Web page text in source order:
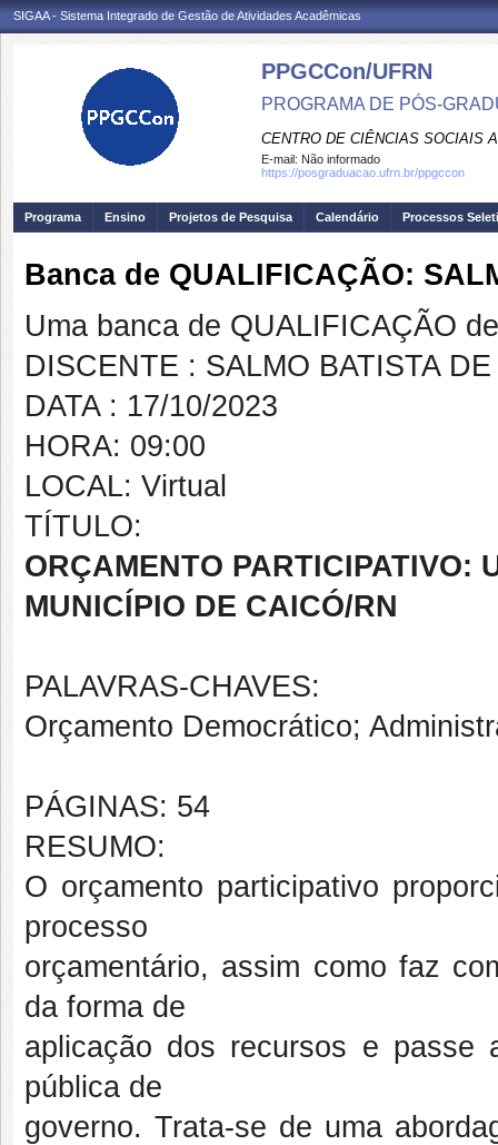
SIGAA - Sistema Integrado de Gestão de Atividades Acadêmicas
PPGCCon/UFRN
PROGRAMA DE PÓS-
CENTRO DE CIÊNCIAS SOCIAIS
E-mail: Não informado
https://posgraduacao.ufrn.br/ppgccon
Programa Ensino Projetos de Pesquisa Calendário Processos
Banca de QUALIFICAÇÃO:
Uma banca de QUALIFICAÇÃO
DISCENTE : SALMO BATISTA
DATA : 17/10/2023
HORA: 09:00
LOCAL: Virtual
TÍTULO:
ORÇAMENTO PARTICIPATIVO:
MUNICÍPIO DE CAICÓ/RN
PALAVRAS-CHAVES:
Orçamento Democrático;
PÁGINAS: 54
RESUMO:
O orçamento participativo
processo
orçamentário, assim como faz
da forma de
aplicação dos recursos e passe
pública de
governo. Trata-se de uma